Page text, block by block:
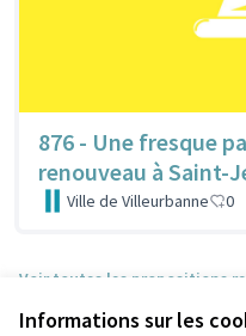
Informations sur les
876 - Une fresque
renouveau à Saint-
Ville de Villeurbanne 0
Voir toutes les propositions